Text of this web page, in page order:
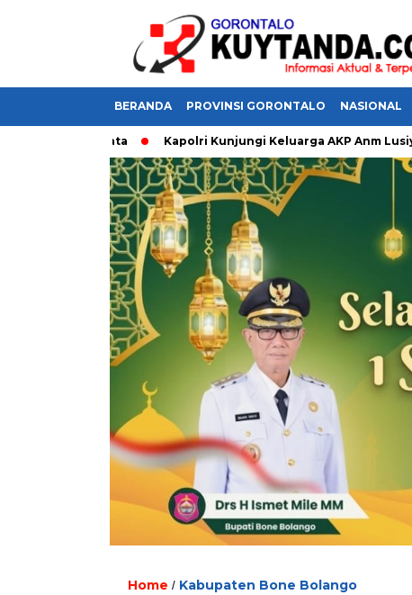
BERANDA PROVINSI GORONTALO NASIONAL
Kapolri Kunjungi Keluarga AKP Anm Lusiyanto,
Home / Kabupaten Bone Bolango